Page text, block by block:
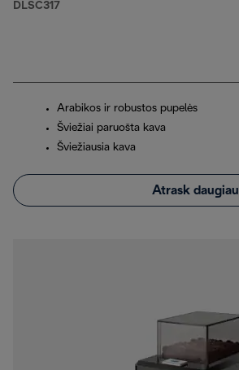
DLSC317
Arabikos ir robustos pupelės
Šviežiai paruošta kava
Šviežiausia kava
Atrask daugiau